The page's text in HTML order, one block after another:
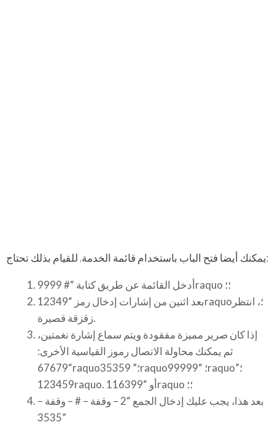
يمكنك أيضا فتح الباب باستخدام قائمة الخدمة. للقيام بذلك تحتاج:
أدخل القائمة عن طريق كتابة “# 9999raquo ؛؛
بعد اثنين من إشارات إدخال رمز “12349raquo؛، انتظر
زقزقة قصيرة.
إذا كان صرير مميزة مفقودة ويتم سماع إشارة نغمتين،
ثم يمكنك محاولة الاتصال رموز القياسية الأخرى:
“67679raquo؛” 35359raquo؛ “99999raquo؛”
123459raquo. أو “116399raquo ؛؛
بعد هذا، يجب عليك إدخال الجمع “2 – وقفة – # – وقفة –
3535”